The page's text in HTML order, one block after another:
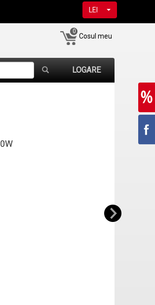
LEI
0
Cosul meu
LOGARE